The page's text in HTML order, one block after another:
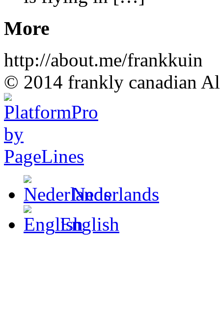
More
http://about.me/frankkuin
© 2014 frankly canadian
Nederlands
English